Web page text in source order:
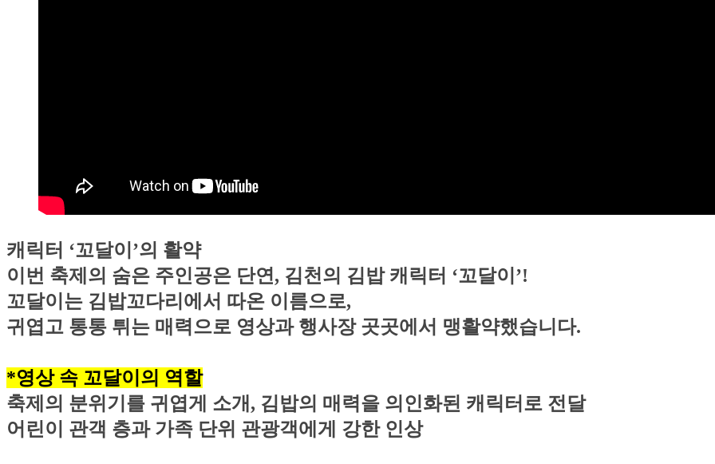
캐릭터 ‘꼬달이’의 활약
이번 축제의 숨은 주인공은 단연, 김천의 김밥 캐릭터 ‘꼬달이’!
꼬달이는 김밥꼬다리에서 따온 이름으로,
귀엽고 통통 튀는 매력으로 영상과 행사장 곳곳에서 맹활약했습니다.
*영상 속 꼬달이의 역할
축제의 분위기를 귀엽게 소개, 김밥의 매력을 의인화된 캐릭터로 전달
어린이 관객 층과 가족 단위 관광객에게 강한 인상